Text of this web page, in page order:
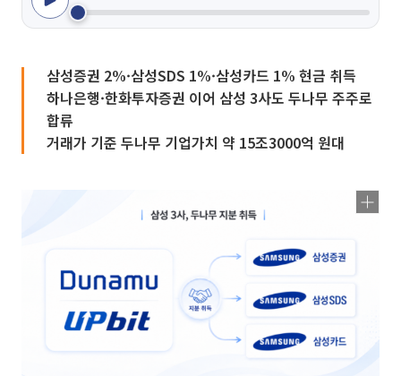
삼성증권 2%·삼성SDS 1%·삼성카드 1% 현금 취득
하나은행·한화투자증권 이어 삼성 3사도 두나무 주주로
합류
거래가 기준 두나무 기업가치 약 15조3000억 원대